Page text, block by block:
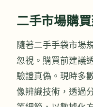
二手市場購
隨著二手手袋市場
忽視。購買前建議
驗證真偽。現時多
像辨識技術，透過